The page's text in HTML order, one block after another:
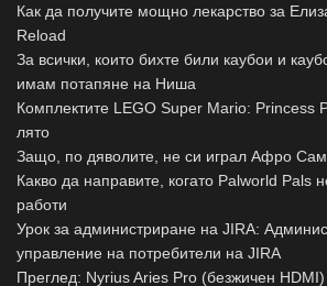
Как да получите мощно лекарство за
Reload
За всички, които бихте били каубои и
имам потапяне на Ниша
Комплектите LEGO Super Mario: Princess
лято
Защо, по дяволите, не си играл Афро
Какво да направите, когато Palworld Pals
работи
Урок за администриране на JIRA:
управление на потребители на JIRA
Преглед: Nyrius Aries Pro (безжичен HDMI)